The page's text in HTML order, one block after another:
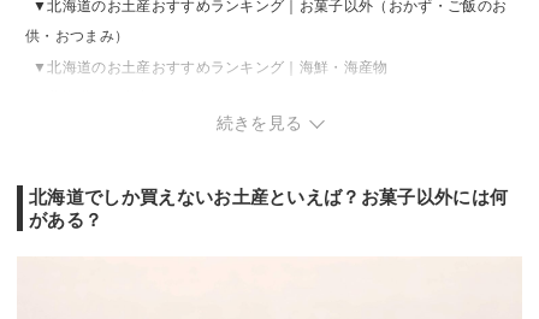
北海道のお土産おすすめランキング｜お菓子以外（おかず・ご飯のお
供・おつまみ）
北海道のお土産おすすめランキング｜海鮮・海産物
北海道のお土産おすすめランキング｜食べ物以外（雑貨・コスメな
続きを見る
北海道でしか買えないお土産といえば？お菓子以外には何
がある？